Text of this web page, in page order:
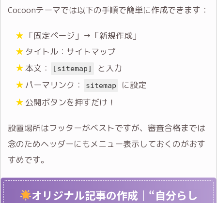
Cocoonテーマでは以下の手順で簡単に作成できます：
「固定ページ」→「新規作成」
タイトル：サイトマップ
本文：
[sitemap]
と入力
パーマリンク：
sitemap
に設定
公開ボタンを押すだけ！
設置場所はフッターがベストですが、審査合格までは
念のためヘッダーにもメニュー表示しておくのがおす
すめです。
オリジナル記事の作成｜“自分らし